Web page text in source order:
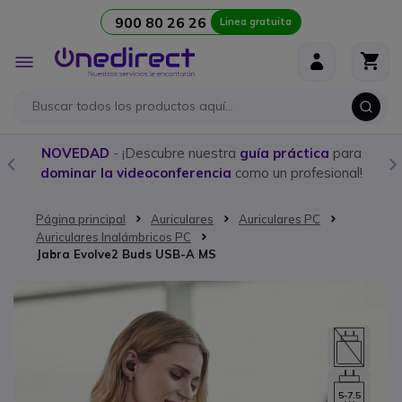
900 80 26 26 Linea gratuita
Toggle
Nav
NOVEDAD- ¡Descubre nuestraguía prácticapara
dominar la videoconferenciacomo un profesional!
Página principal Auriculares
Auriculares PC
Auriculares Inalámbricos PC
Jabra Evolve2 Buds USB-A MS
Saltar al final de la galería de imágenes
5-7.5